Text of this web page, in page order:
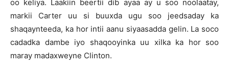
oo keliya. Laakiin beertii dib ayaa ay u soo noolaatay,
markii Carter uu si buuxda ugu soo jeedsaday ka
shaqaynteeda, ka hor intii aanu siyaasadda gelin. La soco
cadadka dambe iyo shaqooyinka uu xilka ka hor soo
maray madaxweyne Clinton.